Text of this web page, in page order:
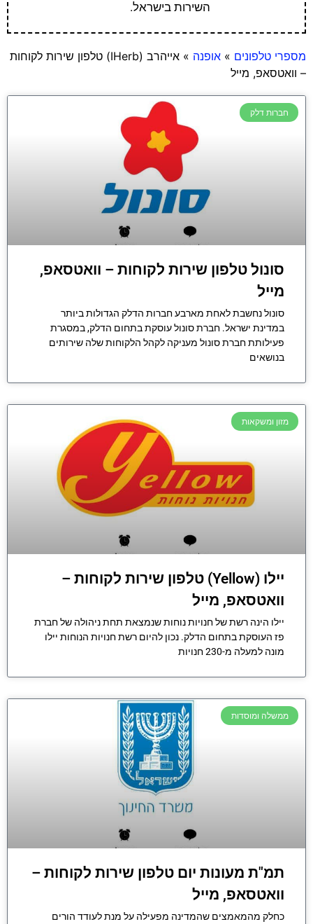
השירות בישראל.
מספרי טלפונים » אופנה »
אייהרב (IHerb) טלפון שירות לקוחות
– וואטסאפ, מייל
חברות דלק
סונול טלפון שירות לקוחות – וואטסאפ,
מייל
סונול נחשבת לאחת מארבע חברות הדלק הגדולות ביותר
במדינת ישראל. חברת סונול עוסקת בתחום הדלק, במסגרת
פעילותת חברת סונול מעניקה לקהל הלקוחות שלה שירותים
בנושאים
מזון ומשקאות
יילו (Yellow) טלפון שירות לקוחות –
וואטסאפ, מייל
יילו הינה רשת של חנויות נוחות שנמצאת תחת ניהולה של חברת
פז העוסקת בתחום הדלק. נכון להיום רשת חנויות הנוחות יילו
מונה למעלה מ-230 חנויות
ממשלה ומוסדות
תמ"ת מעונות יום טלפון שירות לקוחות –
וואטסאפ, מייל
כחלק מהמאמצים שהמדינה מפעילה על מנת לעודד הורים